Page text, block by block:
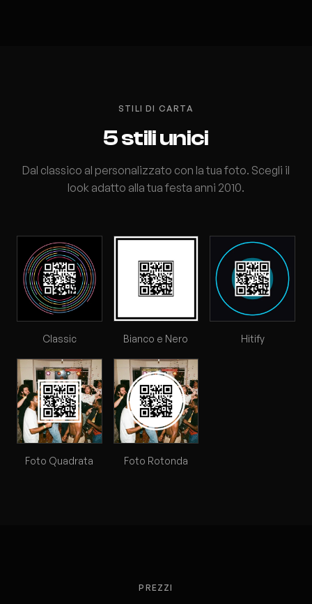
STILI DI CARTA
5 stili unici
Dal classico al personalizzato con la tua foto. Scegli il
look adatto alla tua festa anni 2010.
Classic Bianco e Nero Hitify
Foto Quadrata Foto Rotonda
PREZZI